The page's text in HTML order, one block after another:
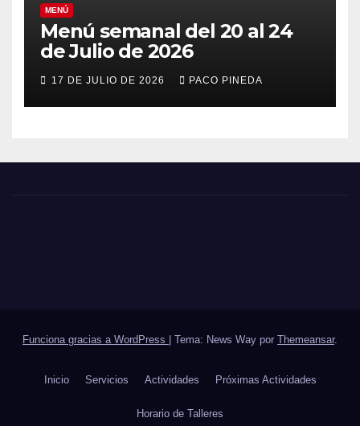
MENÚ
Menú semanal del 20 al 24
de Julio de 2026
17 DE JULIO DE 2026 PACO PINEDA
Funciona gracias a WordPress Tema: News Way por Themeansar.
Inicio Servicios Actividades Próximas Actividades
Horario de Talleres